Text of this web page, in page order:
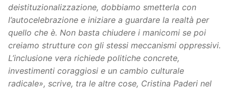
deistituzionalizzazione, dobbiamo smetterla con
l’autocelebrazione e iniziare a guardare la realtà per
quello che è. Non basta chiudere i manicomi se poi
creiamo strutture con gli stessi meccanismi oppressivi.
L’inclusione vera richiede politiche concrete,
investimenti coraggiosi e un cambio culturale
radicale», scrive, tra le altre cose, Cristina Paderi nel